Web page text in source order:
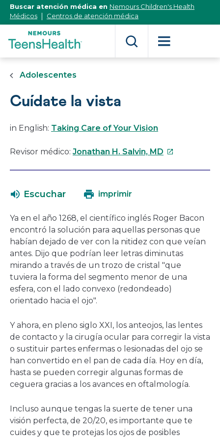
[Skip
Content]
Buscar atención médica en Nemours Children's Health
Médicos
Centros de atención médica
Adolescentes
Cuídate la vista
in English: Taking Care of Your Vision
Revisor médico: Jonathan H. Salvin, MD Este
nueva
ventana
Escuchar imprimir
Ya en el año 1268, el científico inglés Roger Bacon
encontró la solución para aquellas personas que
habían dejado de ver con la nitidez con que veían
antes. Dijo que podrían leer letras diminutas
mirando a través de un trozo de cristal "que
tuviera la forma del segmento menor de una
esfera, con el lado convexo (redondeado)
orientado hacia el ojo".
Y ahora, en pleno siglo XXI, los anteojos, las lentes
de contacto y la cirugía ocular para corregir la vista
o sustituir partes enfermas o lesionadas del ojo se
han convertido en el pan de cada día. Hoy en día,
hasta se pueden corregir algunas formas de
ceguera gracias a los avances en oftalmología.
Incluso aunque tengas la suerte de tener una
visión perfecta, de 20/20, es importante que te
cuides y que te protejas los ojos de posibles